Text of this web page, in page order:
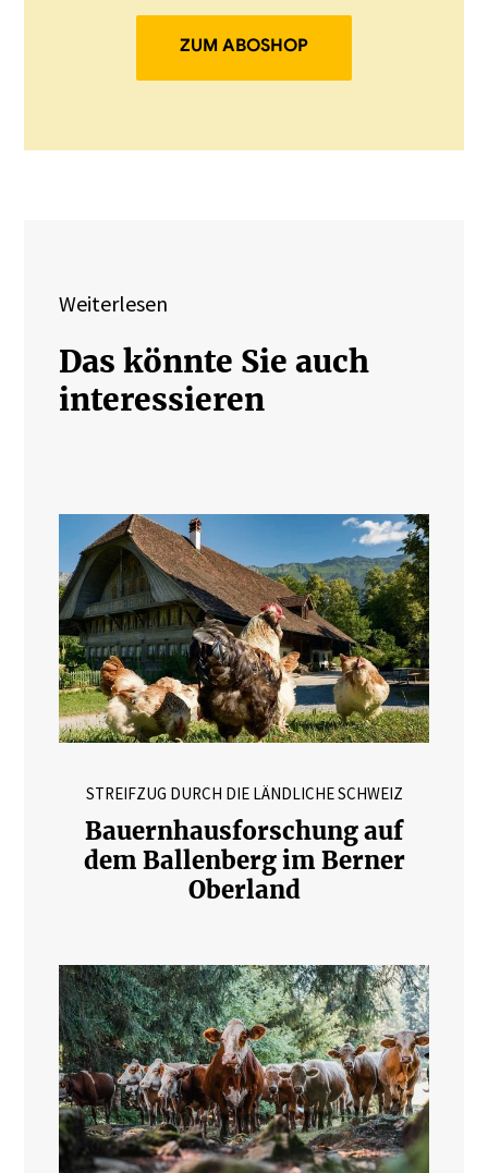
ZUM ABOSHOP
Weiterlesen
Das könnte Sie auch
interessieren
STREIFZUG DURCH DIE LÄNDLICHE SCHWEIZ
Bauernhausforschung auf
dem Ballenberg im Berner
Oberland